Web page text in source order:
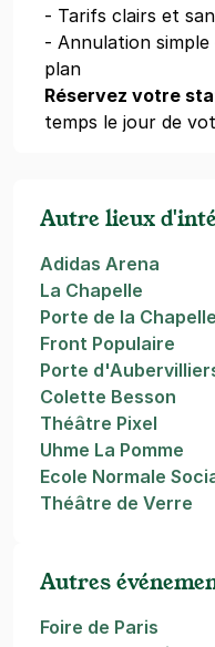
- Tarifs clairs et
- Annulation
plan
Réservez votre
temps le jour de
Autre lieux
Adidas Arena
La Chapelle
Porte de la Chapelle
Front Populaire
Porte
Colette Besson
Théâtre Pixel
Uhme La Pomme
Ecole Normale
Théâtre de Verre
Autres
Foire de Paris